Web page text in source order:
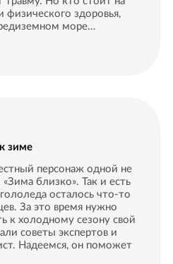
физического здоровья,
море…
зиме
персонаж одной не
близко». Так и есть
осталось что-то
За это время нужно
к холодному сезону свой
советы экспертов и
Надеемся, он поможет